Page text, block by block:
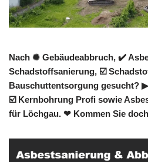
Nach ✺ Gebäudeabbruch, ✔️
Schadstoffsanierung, ☑️
Bauschuttentsorgung gesucht?
☑️ Kernbohrung Profi sowie
für Löchgau. ❤ Kommen Sie